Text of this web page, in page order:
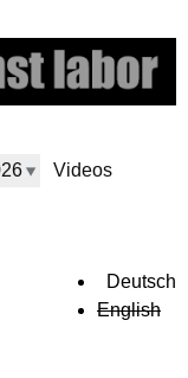
Videos
Deutsch
English